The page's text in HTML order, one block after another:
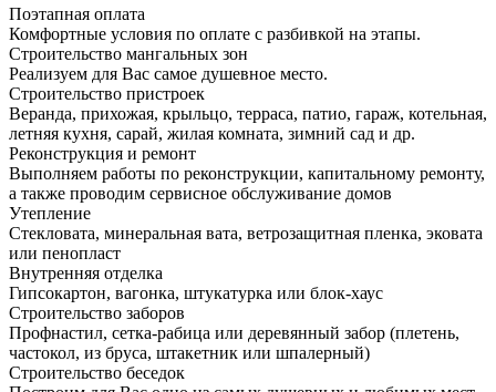
Поэтапная оплата
Комфортные условия по оплате с разбивкой на этапы.
Строительство мангальных зон
Реализуем для Вас самое душевное место.
Строительство пристроек
Веранда, прихожая, крыльцо, терраса, патио, гараж, котельная,
летняя кухня, сарай, жилая комната, зимний сад и др.
Реконструкция и ремонт
Выполняем работы по реконструкции, капитальному ремонту,
а также проводим сервисное обслуживание домов
Утепление
Стекловата, минеральная вата, ветрозащитная пленка, эковата
или пенопласт
Внутренняя отделка
Гипсокартон, вагонка, штукатурка или блок-хаус
Строительство заборов
Профнастил, сетка-рабица или деревянный забор (плетень,
частокол, из бруса, штакетник или шпалерный)
Строительство беседок